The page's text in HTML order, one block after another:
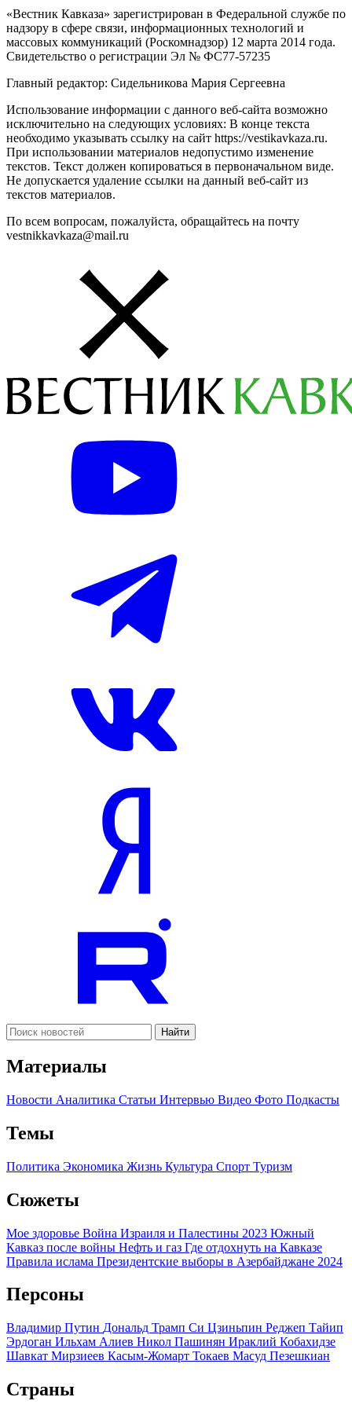
«Вестник Кавказа» зарегистрирован в Федеральной службе по
надзору в сфере связи, информационных технологий и
массовых коммуникаций (Роскомнадзор) 12 марта 2014 года.
Свидетельство о регистрации Эл № ФС77-57235
Главный редактор: Сидельникова Мария Сергеевна
Использование информации с данного веб-сайта возможно
исключительно на следующих условиях: В конце текста
необходимо указывать ссылку на сайт https://vestikavkaza.ru.
При использовании материалов недопустимо изменение
текстов. Текст должен копироваться в первоначальном виде.
Не допускается удаление ссылки на данный веб-сайт из
текстов материалов.
По всем вопросам, пожалуйста, обращайтесь на почту
vestnikkavkaza@mail.ru
Найти
Материалы
Новости Аналитика Статьи Интервью Видео Фото Подкасты
Темы
Политика Экономика Жизнь Культура Спорт Туризм
Сюжеты
Мое здоровье Война Израиля и Палестины 2023 Южный
Кавказ после войны Нефть и газ Где отдохнуть на Кавказе
Правила ислама Президентские выборы в Азербайджане 2024
Персоны
Владимир Путин Дональд Трамп Си Цзиньпин Реджеп Тайип
Эрдоган Ильхам Алиев Никол Пашинян Ираклий Кобахидзе
Шавкат Мирзиеев Касым-Жомарт Токаев Масуд Пезешкиан
Страны